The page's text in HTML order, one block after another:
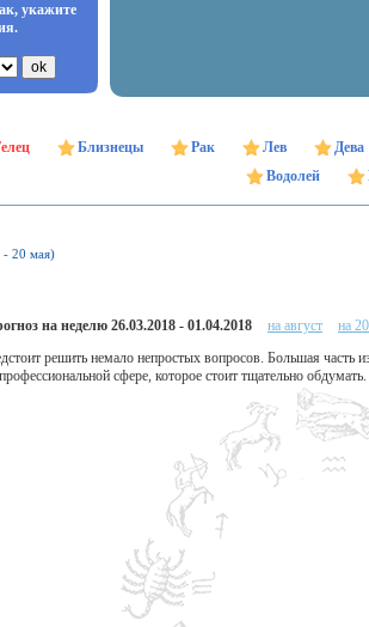
укажите
Близнецы Рак Лев Дева
Водолей
- 20 мая)
на неделю 26.03.2018 - 01.04.2018 на август на
решить немало непростых вопросов. Большая
сфере, которое стоит тщательно обдумать.